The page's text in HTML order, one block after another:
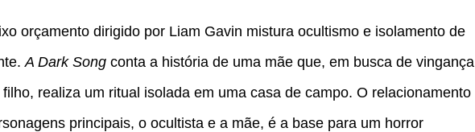
orçamento dirigido por Liam Gavin mistura ocultismo e isolamento de
A Dark Song conta a história de uma mãe que, em busca de vingança
realiza um ritual isolada em uma casa de campo. O relacionamento
principais, o ocultista e a mãe, é a base para um horror